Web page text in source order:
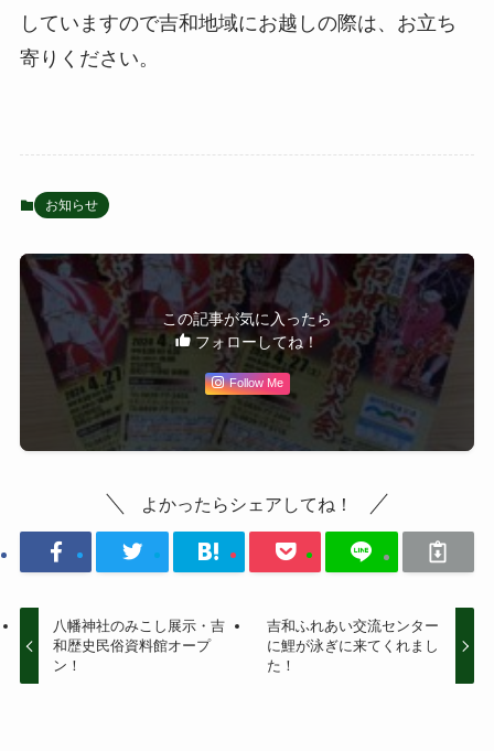
していますので吉和地域にお越しの際は、お立ち
寄りください。
お知らせ
この記事が気に入ったら
フォローしてね！
Follow Me
よかったらシェアしてね！
八幡神社のみこし展示・吉
和歴史民俗資料館オープ
ン！
吉和ふれあい交流センター
に鯉が泳ぎに来てくれまし
た！